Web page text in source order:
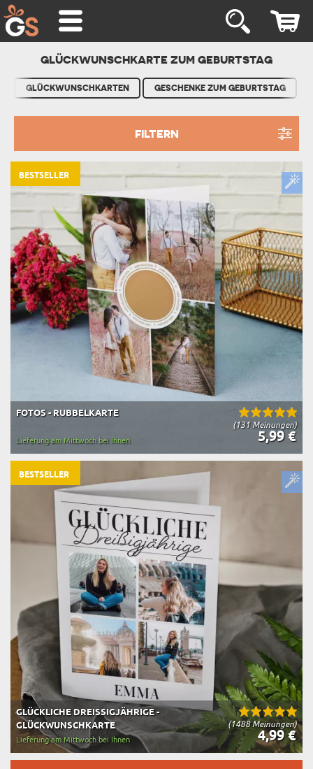
GLÜCKWUNSCHKARTE ZUM GEBURTSTAG
GLÜCKWUNSCHKARTEN GESCHENKE ZUM GEBURTSTAG
FILTERN
(131 Meinungen)
FOTOS - RUBBELKARTE
5,99 €
Lieferung am Mittwoch bei Ihnen
BESTSELLER
(1488 Meinungen)
GLÜCKLICHE DREISSIGJÄHRIGE - G
LÜCKWUNSCHKARTE
4,99 €
Lieferung am Mittwoch bei Ihnen
BESTSELLER